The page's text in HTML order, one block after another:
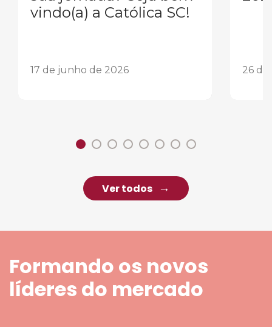
vindo(a) a Católica SC!
17 de junho de 2026 26 de
Ver todos
Formando os novos
líderes do mercado